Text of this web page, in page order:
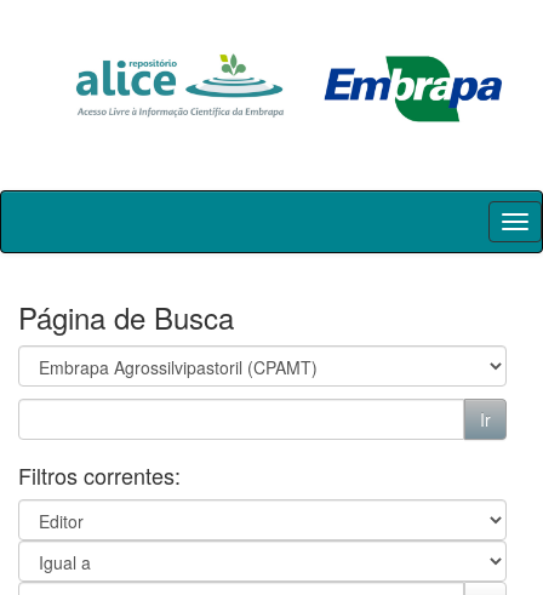
Skip
Página de Busca
Filtros correntes: